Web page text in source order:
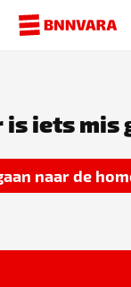
is iets mis
naar de